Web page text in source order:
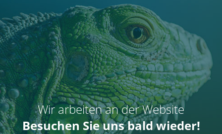
Wir arbeiten an der Website
Besuchen Sie uns bald wieder!